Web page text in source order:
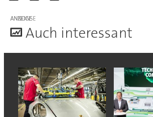
ANZEIGE
Auch interessant